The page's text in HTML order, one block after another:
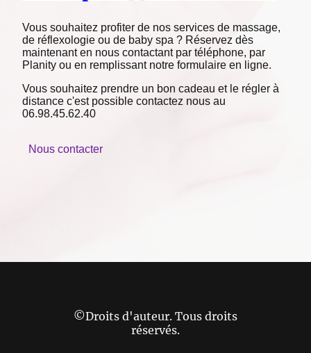
Vous souhaitez profiter de nos services de massage,
de réflexologie ou de baby spa ? Réservez dès
maintenant en nous contactant par téléphone, par
Planity ou en remplissant notre formulaire en ligne.
Vous souhaitez prendre un bon cadeau et le régler à
distance c'est possible contactez nous au
06.98.45.62.40
Nous contacter
©Droits d'auteur. Tous droits
réservés.